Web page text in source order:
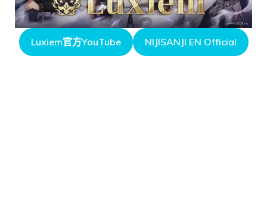
Luxiem官方YouTube NIJISANJI EN Official